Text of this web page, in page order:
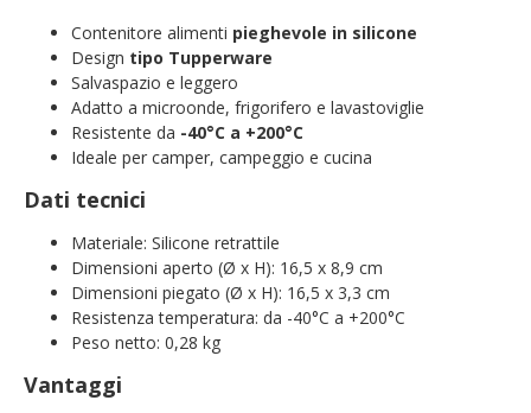
Contenitore alimenti pieghevole in silicone
Design tipo Tupperware
Salvaspazio e leggero
Adatto a microonde, frigorifero e lavastoviglie
Resistente da -40°C a +200°C
Ideale per camper, campeggio e cucina
Dati tecnici
Materiale: Silicone retrattile
Dimensioni aperto (Ø x H): 16,5 x 8,9 cm
Dimensioni piegato (Ø x H): 16,5 x 3,3 cm
Resistenza temperatura: da -40°C a +200°C
Peso netto: 0,28 kg
Vantaggi